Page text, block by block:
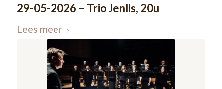
29-05-2026 – Trio Jenlis, 20u
Lees meer